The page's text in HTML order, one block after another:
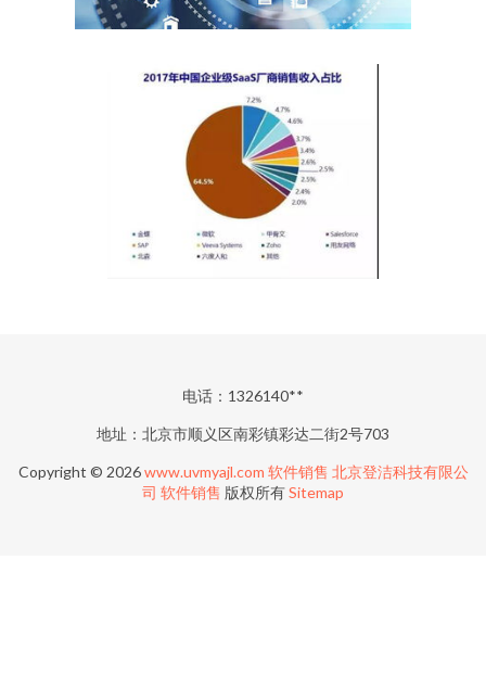
电话：1326140**
地址：北京市顺义区南彩镇彩达二街2号703
Copyright © 2026www.uvmyajl.com 软件销售 北京登洁科技有限公
司 软件销售 版权所有Sitemap